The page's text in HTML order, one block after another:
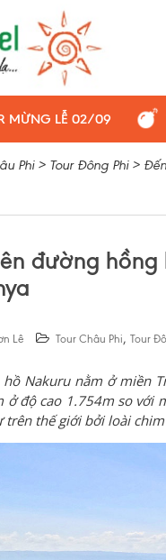
MỪNG LỄ 02/09
Phi> Tour Đông Phi>
đường
Lê Tour Châu Phi, Tour
hồ Nakuru nằm ở miền
ở độ cao 1.754m so với
trên thế giới bởi loài chim